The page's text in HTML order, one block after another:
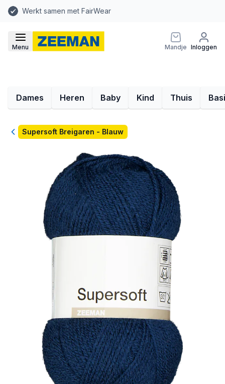
Werkt samen met FairWear
Menu Mandje Inloggen
Dames Heren Baby Kind Thuis
TerugSupersoft Breigaren - Blauw